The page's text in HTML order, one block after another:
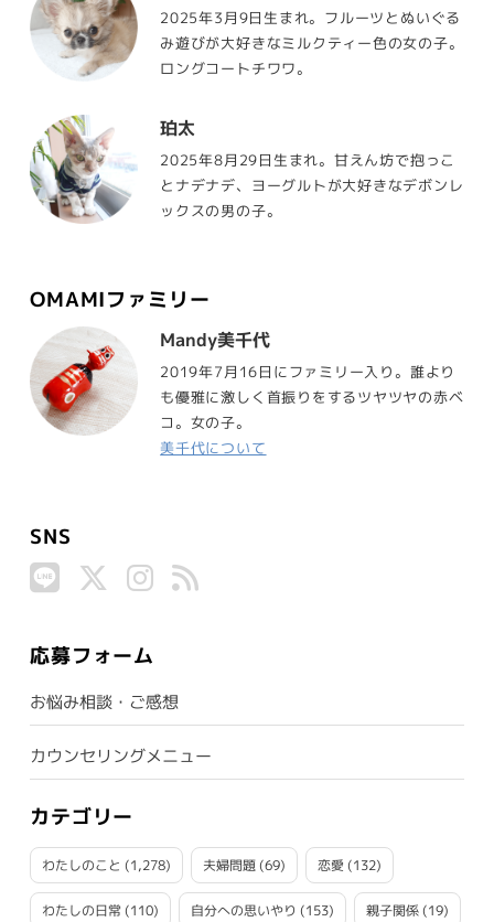
2025年3月9日生まれ。フルーツとぬいぐる
み遊びが大好きなミルクティー色の女の子。
ロングコートチワワ。
珀太
2025年8月29日生まれ。甘えん坊で抱っこ
とナデナデ、ヨーグルトが大好きなデボンレ
ックスの男の子。
OMAMIファミリー
Mandy美千代
2019年7月16日にファミリー入り。誰より
も優雅に激しく首振りをするツヤツヤの赤ベ
コ。女の子。
美千代について
SNS
応募フォーム
お悩み相談・ご感想
カウンセリングメニュー
カテゴリー
わたしのこと (1,278) 夫婦問題(69) 恋愛 (132)
わたしの日常(110) 自分への思いやり (153) 親子関係(19)